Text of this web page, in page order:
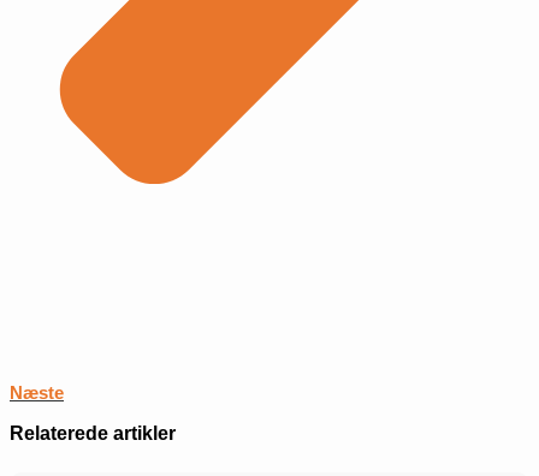
Næste
Relaterede artikler